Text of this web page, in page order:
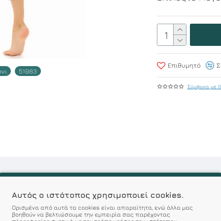
51983
Σύμφωνα με 0
Επιθυμητό
Προϊόντα
Αυτός ο ιστότοπος χρησιμοποιεί cookies.
Ορισμένα από αυτά τα cookies είναι απαραίτητα, ενώ άλλα μας
βοηθούν να βελτιώσουμε την εμπειρία σας παρέχοντας